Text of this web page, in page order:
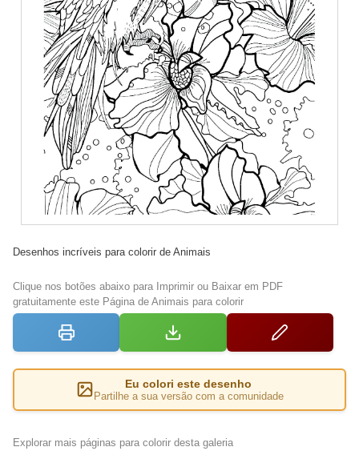
Desenhos incríveis para colorir de Animais
Clique nos botões abaixo para Imprimir ou Baixar em PDF
gratuitamente este Página de Animais para colorir
Eu colori este desenho
Partilhe a sua versão com a comunidade
Explorar mais páginas para colorir desta galeria